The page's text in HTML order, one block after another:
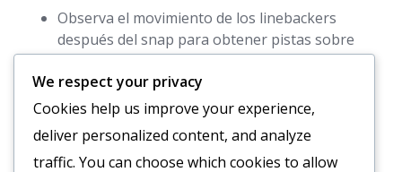
Observa el movimiento de los linebackers
después del snap para obtener pistas sobre
sus responsabilidades de cobertura.
Tomando decisiones rápidas
bajo presión
We respect your privacy
Cookies help us improve your experience,
deliver personalized content, and analyze
traffic. You can choose which cookies to allow